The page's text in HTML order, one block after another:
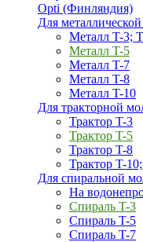
Opti (Финляндия)
Для
Металл T-3;
Металл T-5
Металл T-7
Металл T-8
Металл T-10
Для тракторной
Трактор T-3
Трактор T-5
Трактор T-8
Трактор T-
Для спиральной
На
Спираль T-3
Спираль T-5
Спираль T-7